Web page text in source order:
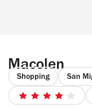
Macolen
Shopping San
4